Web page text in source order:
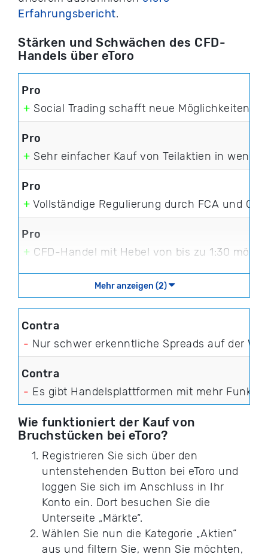
Erfahrungsbericht.
Stärken und Schwächen des CFD-
Handels über eToro
+ Social Trading schafft neue Möglichkeiten
+ Sehr einfacher Kauf von Teilaktien in
+ Vollständige Regulierung durch FCA und
+ CFD-Handel mit Hebel von bis zu 1:30
Mehr anzeigen (2)
- Nur schwer erkenntliche Spreads auf der
- Es gibt Handelsplattformen mit mehr
Wie funktioniert der Kauf von
Bruchstücken bei eToro?
Registrieren Sie sich über den
untenstehenden Button bei eToro und
loggen Sie sich im Anschluss in Ihr
Konto ein. Dort besuchen Sie die
Unterseite „Märkte“.
Wählen Sie nun die Kategorie „Aktien“
aus und filtern Sie, wenn Sie möchten,